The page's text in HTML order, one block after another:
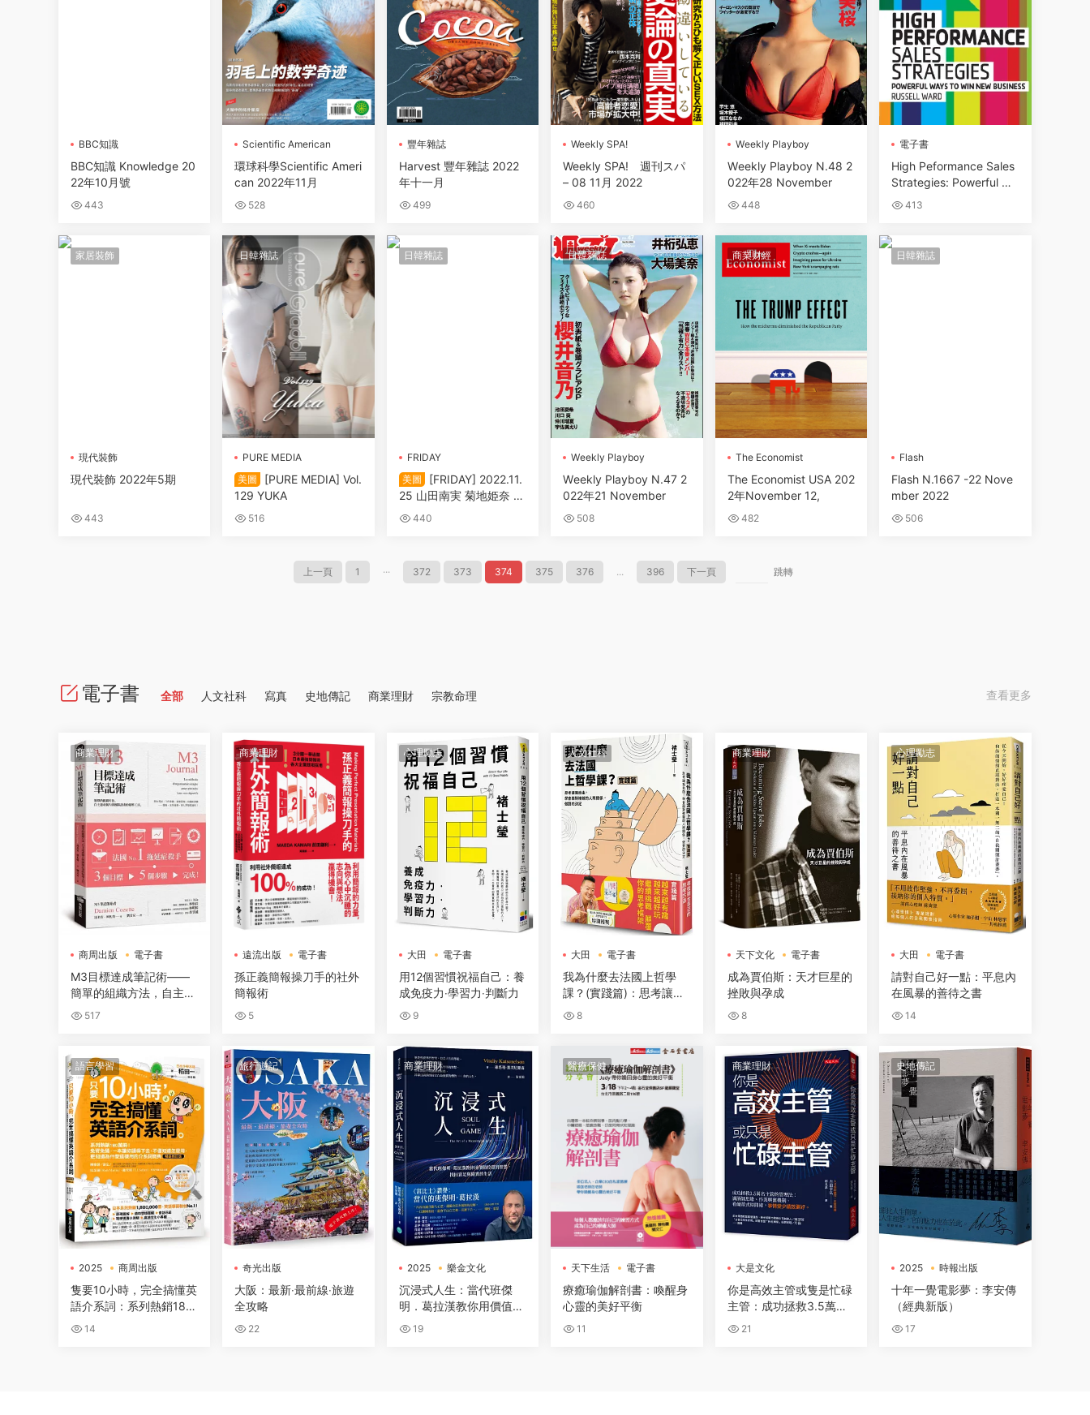
BBC知識
BBC知識 Knowledge 20
22年10月號
443
Scientific American
環球科學
環球科學Scientific Ameri
can 2022年11月
528
豐年雜誌
Harvest 豐年雜誌 2022
年十一月
499
Weekly SPA!
Weekly SPA! 週刊スパ
– 08 11月 2022
460
Wеekly Plаyboy
Wеekly Plаyboy N.48 2
022年28 November
448
電子書
High Peformance Sales
Strategies: Powerful Wa
ys to Win New Business
413
家居裝飾
現代裝飾
現代裝飾 2022年5期
443
日韓雜誌
PURE MEDIA
美圖
[PURE MEDIA] Vol.
129 YUKA
516
日韓雜誌
FRIDAY
美圖
[FRIDAY] 2022.11.
25 山田南実 菊地姫奈 吉
田あかり いけちゃん 大
440
日韓雜誌
Wеekly Plаyboy
Wеekly Plаyboy N.47 2
022年21 November
508
商業财經
The Economist
The Economist USA 202
2年November 12,
482
日韓雜誌
Flash
Flash N.1667 -22 Nove
mber 2022
506
上一頁 1 ··· 372 373 374 375 376 ... 396 下一頁 跳轉
電子書 全部 人文社科 寫真 史地傳記 商業理財 宗教命理
商業理財
商周出版 電子書
M3目標達成筆記術——
簡單的組織方法，自主達
成個人與團隊計畫的精準
517
商業理財
遠流出版 電子書
孫正義簡報操刀手的社外
簡報術
5
心理勵志
大田 電子書
用12個習慣祝福自己：養
成免疫力‧學習力‧判斷力
9
人文社科
大田 電子書
我為什麼去法國上哲學
課？(實踐篇)：思考讓我
自由，學會面對複雜的人
8
商業理財
天下文化 電子書
成為賈伯斯：天才巨星的
挫敗與孕成
8
心理勵志
大田 電子書
請對自己好一點：平息內
在風暴的善待之書
14
語言學習
2025
商周出版
電子書
隻要10小時，完全搞懂英
語介系詞：系列熱銷180
萬冊！免背免猜，一本讓
14
旅行遊記
奇光出版
大阪：最新‧最前線‧旅遊
全攻略
22
商業理財
2025
樂金文化
電子書
沉浸式人生：當代班傑
明．葛拉漢教你用價值投
資的智慧，找回富足與踏
19
醫療保健
天下生活 電子書
療癒瑜伽解剖書：喚醒身
心靈的美好平衡
11
商業理財
大是文化
你是高效主管或隻是忙碌
主管：成功拯救3.5萬名
主管的管理法：調酒師思
21
史地傳記
2025
時報出版
電子書
十年一覺電影夢：李安傳
（經典新版）
17
查看更多